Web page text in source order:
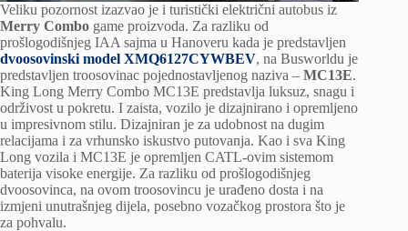
Veliku pozornost izazvao je i turistički električni autobus iz
Merry Combo game proizvoda. Za razliku od
prošlogodišnjeg IAA sajma u Hanoveru kada je predstavljen
dvoosovinski model XMQ6127CYWBEV, na Busworldu je
predstavljen troosovinac pojednostavljenog naziva – MC13E.
King Long Merry Combo MC13E predstavlja luksuz, snagu i
održivost u pokretu. I zaista, vozilo je dizajnirano i opremljeno
u impresivnom stilu. Dizajniran je za udobnost na dugim
relacijama i za vrhunsko iskustvo putovanja. Kao i sva King
Long vozila i MC13E je opremljen CATL-ovim sistemom
baterija visoke energije. Za razliku od prošlogodišnjeg
dvoosovinca, na ovom troosovincu je urađeno dosta i na
izmjeni unutrašnjeg dijela, posebno vozačkog prostora što je
za pohvalu.